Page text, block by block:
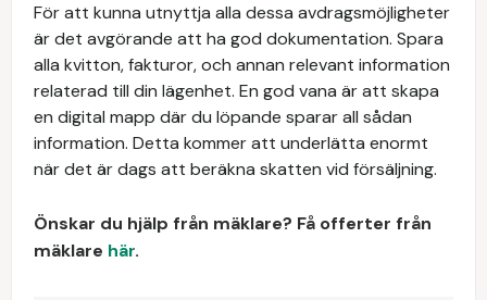
För att kunna utnyttja alla dessa avdragsmöjligheter
är det avgörande att ha god dokumentation. Spara
alla kvitton, fakturor, och annan relevant information
relaterad till din lägenhet. En god vana är att skapa
en digital mapp där du löpande sparar all sådan
information. Detta kommer att underlätta enormt
när det är dags att beräkna skatten vid försäljning.
Önskar du hjälp från mäklare? Få offerter från
mäklare här.